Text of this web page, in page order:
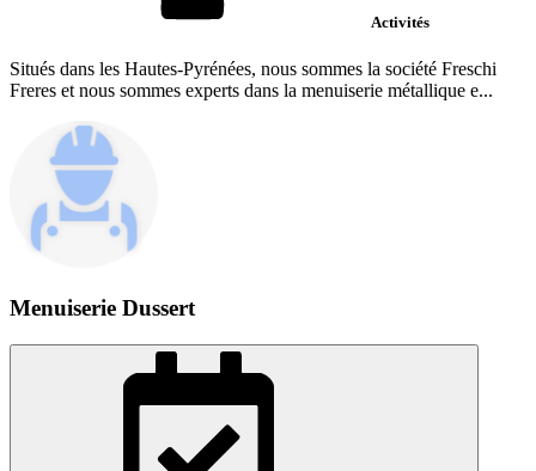
Activités
Situés dans les Hautes-Pyrénées, nous sommes la société Freschi
Freres et nous sommes experts dans la menuiserie métallique e...
Menuiserie Dussert